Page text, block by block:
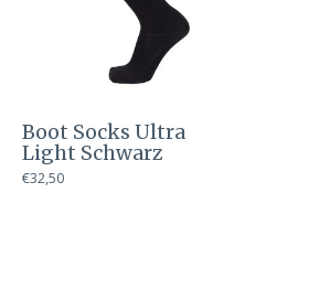
Boot Socks Ultra
Light Schwarz
€32,50